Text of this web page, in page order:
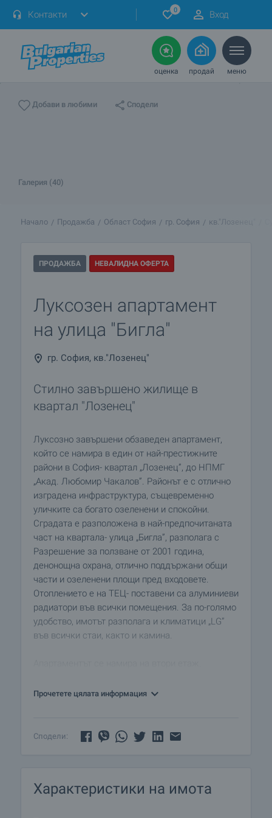
Контакти 0 Вход
оценка продай меню
Добави в любими Сподели
Галерия (40)
Начало Продажба Област София гр. София кв."Лозенец"
ПРОДАЖБА НЕВАЛИДНА ОФЕРТА
Луксозен апартамент
на улица "Бигла"
гр. София, кв."Лозенец"
Стилно завършено жилище в
квартал "Лозенец"
Луксозно завършени обзаведен апартамент,
който се намира в един от най-престижните
райони в София- квартал „Лозенец”, до НПМГ
„Акад. Любомир Чакалов”. Районът е с отлично
изградена инфраструктура, същевременно
уличките са богато озеленени и спокойни.
Сградата е разположена в най-предпочитаната
част на квартала- улица „Бигла”, разполага с
Разрешение за ползване от 2001 година,
денонощна охрана, отлично поддържани общи
части и озеленени площи пред входовете.
Отоплението е на ТЕЦ- поставени са алуминиеви
радиатори във всички помещения. За по-голямо
удобство, имотът разполага и климатици „LG”
във всички стаи, както и камина.
завършен с качествени материали:
• подови настилки- италиански гранитогрес
• врати от естествен дъб- „Fine line”
Прочетете цялата информация
Сподели:
Характеристики на имота